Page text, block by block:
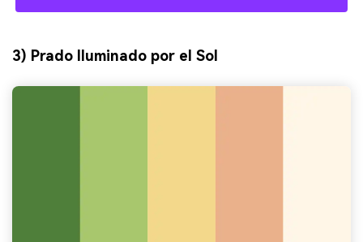
3) Prado Iluminado por el Sol